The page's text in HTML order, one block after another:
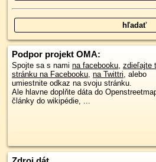
Podpor projekt OMA:
Spojte sa s nami na facebooku, zdieľajte
stránku na Facebooku, na Twittri, alebo
umiestnite odkaz na svoju stránku.
Ale hlavne doplňte dáta do
články do wikipédie, ...